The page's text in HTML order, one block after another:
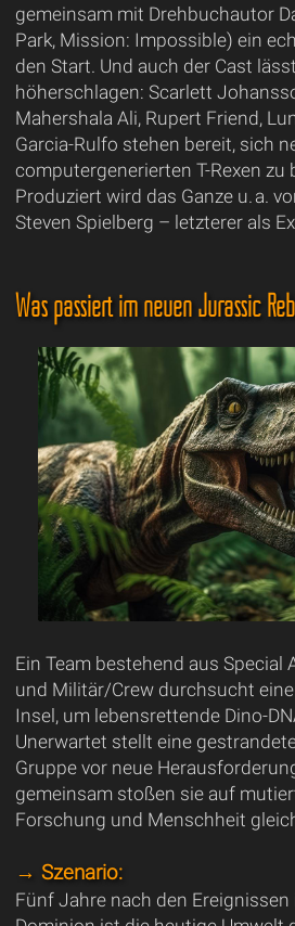
gemeinsam mit Drehbuchautor
Park, Mission: Impossible) ein
den Start. Und auch der Cast
höherschlagen: Scarlett
Mahershala Ali, Rupert Friend,
Garcia-Rulfo stehen bereit, sich
computergenerierten T-Rexen zu
Produziert wird das Ganze u. a.
Steven Spielberg – letzterer als
Was passiert im neuen Jurassic
Ein Team bestehend aus Special
und Militär/Crew durchsucht
Insel, um lebensrettende Dino-
Unerwartet stellt eine
Gruppe vor neue
gemeinsam stoßen sie auf
Forschung und Menschheit
→ Szenario:
Fünf Jahre nach den